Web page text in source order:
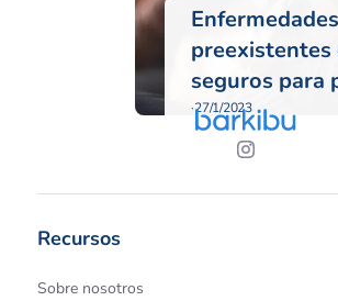
Enfermedades
preexistentes
seguros para
·27/1/2023
Recursos
Sobre nosotros